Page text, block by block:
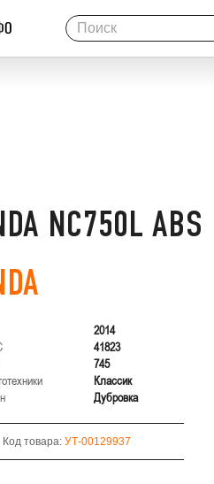
NC750L ABS
2014
41823
745
Классик
Дубровка
Код товара: УТ-00129937